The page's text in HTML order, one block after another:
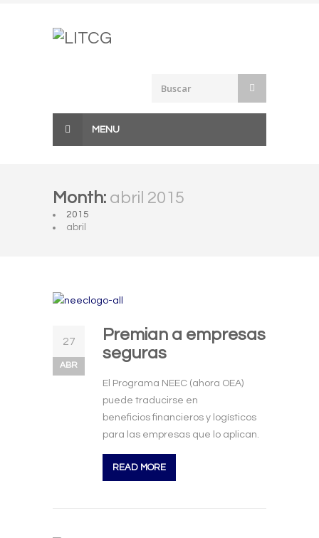
MENU
Month: abril 2015
2015
abril
27
ABR
Premian a empresas
seguras
El Programa NEEC (ahora OEA)
puede traducirse en
beneficios financieros y logísticos
para las empresas que lo aplican.
READ MORE